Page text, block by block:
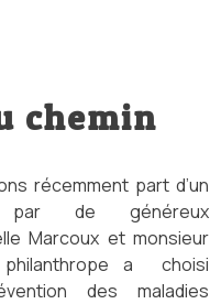
chemin
récemment part d’un
par de généreux
Marcoux et monsieur
philanthrope a choisi
des maladies